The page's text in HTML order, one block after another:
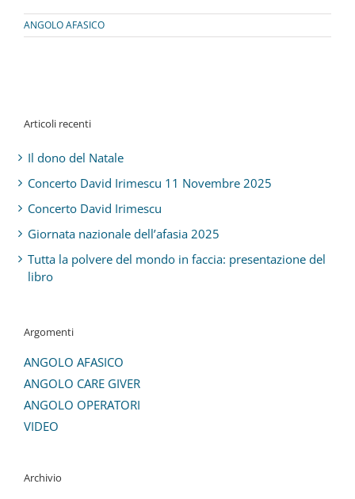
ANGOLO AFASICO
Articoli recenti
Il dono del Natale
Concerto David Irimescu 11 Novembre 2025
Concerto David Irimescu
Giornata nazionale dell’afasia 2025
Tutta la polvere del mondo in faccia: presentazione del
libro
Argomenti
ANGOLO AFASICO
ANGOLO CARE GIVER
ANGOLO OPERATORI
VIDEO
Archivio